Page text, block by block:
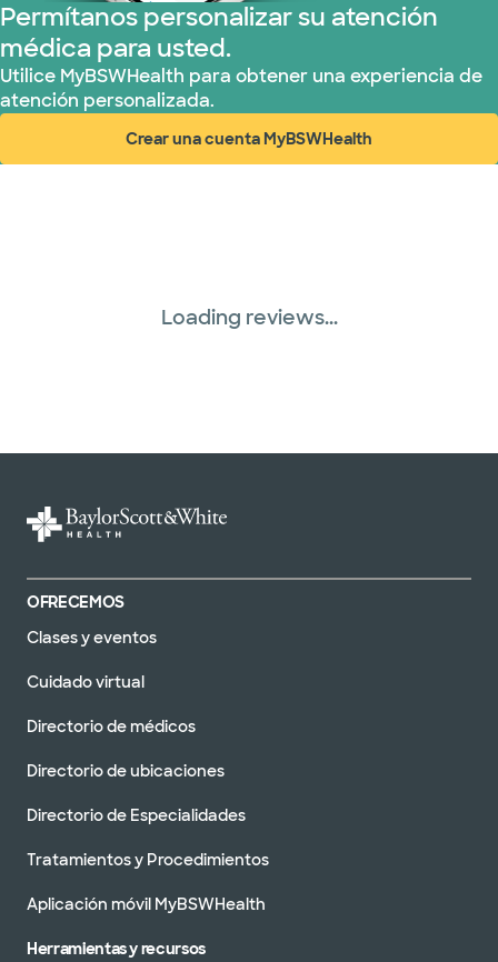
Permítanos personalizar su atención
médica para usted.
Utilice MyBSWHealth para obtener una experiencia de
atención personalizada.
Crear una cuenta MyBSWHealth
(abre en ventana nueva)
Loading reviews...
OFRECEMOS
Clases y eventos
Cuidado virtual
Directorio de médicos
Directorio de ubicaciones
Directorio de Especialidades
Tratamientos y Procedimientos
Aplicación móvil MyBSWHealth
Herramientas y recursos